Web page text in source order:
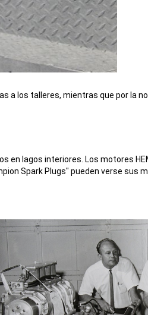
a los talleres, mientras que por la
en lagos interiores. ​​​​​​​Los motores
Spark Plugs" pueden verse sus